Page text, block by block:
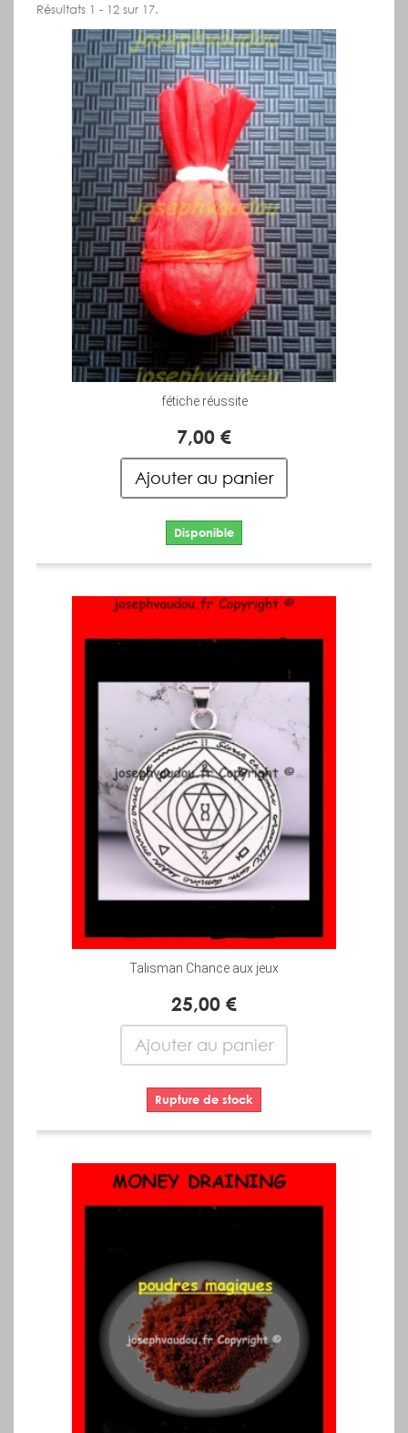
Résultats 1 - 12 sur 17.
fétiche réussite
7,00 €
Ajouter au panier
Disponible
Talisman Chance aux jeux
25,00 €
Ajouter au panier
Rupture de stock